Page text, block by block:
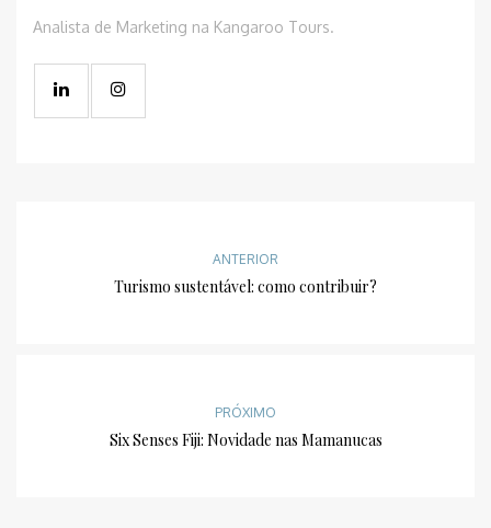
Analista de Marketing na Kangaroo Tours.
ANTERIOR
Turismo sustentável: como contribuir?
PRÓXIMO
Six Senses Fiji: Novidade nas Mamanucas